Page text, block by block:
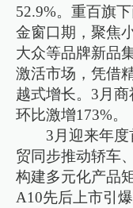
52.9%。重百旗
金窗口期，聚焦
大众等品牌新品
激活市场，凭借
越式增长。3月商
环比激增173%。
3月迎来年
贸同步推动轿车
构建多元化产品
A10先后上市引